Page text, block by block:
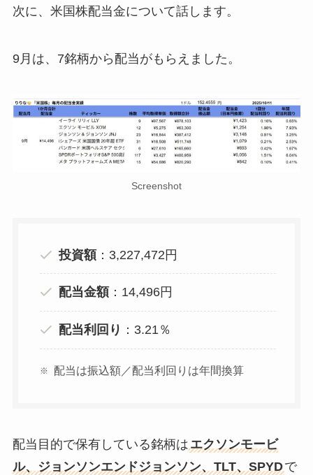
次に、米国株配当金について話します。
9月は、7銘柄から配当がもらえました。
Screenshot
投資額：3,227,472円
配当金額 ：14,496円
配当利回り ：3.21％
配当は振込額／配当利回りは年間換算
配当目的で保有している銘柄は エクソンモービ
ル、ジョンソンエンドジョンソン、TLT、SPYDで